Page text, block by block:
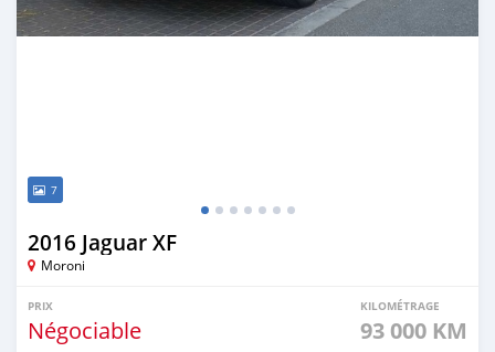
7
2016 Jaguar XF
Moroni
PRIX
Négociable
KILOMÉTRAGE
93 000 KM